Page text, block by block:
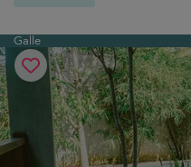
Galle